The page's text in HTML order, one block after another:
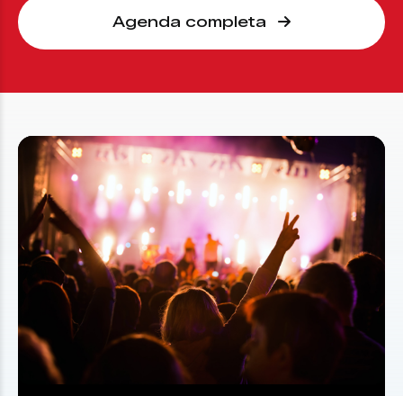
Agenda completa